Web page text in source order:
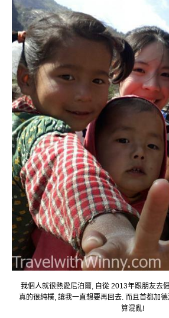
我個人就很熱愛尼泊爾, 自從 2013年跟朋友去
真的很純樸, 讓我一直想要再回去. 而且首都加
算混亂!